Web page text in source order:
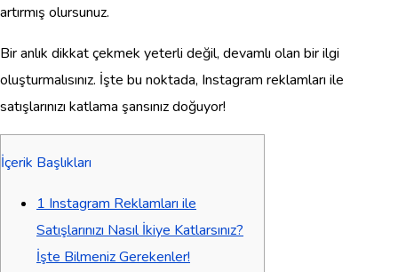
artırmış olursunuz.
Bir anlık dikkat çekmek yeterli değil, devamlı olan bir ilgi
oluşturmalısınız. İşte bu noktada, Instagram reklamları ile
satışlarınızı katlama şansınız doğuyor!
İçerik Başlıkları
1 Instagram Reklamları ile
Satışlarınızı Nasıl İkiye Katlarsınız?
İşte Bilmeniz Gerekenler!